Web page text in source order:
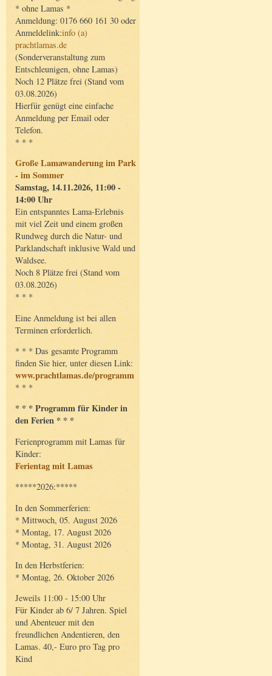
* ohne Lamas *
Anmeldung: 0176 660 161 30 oder
Anmeldelink:info (a)
prachtlamas.de
(Sonderveranstaltung zum
Entschleunigen, ohne Lamas)
Noch 12 Plätze frei (Stand vom
03.08.2026)
Hierfür genügt eine einfache
Anmeldung per Email oder
Telefon.
* * *
Große Lamawanderung im Park
- im Sommer
Samstag, 14.11.2026, 11:00 -
14:00 Uhr
Ein entspanntes Lama-Erlebnis
mit viel Zeit und einem großen
Rundweg durch die Natur- und
Parklandschaft inklusive Wald und
Waldsee.
Noch 8 Plätze frei (Stand vom
03.08.2026)
* * *
Eine Anmeldung ist bei allen
Terminen erforderlich.
* * * Das gesamte Programm
finden Sie hier, unter diesen Link:
www.prachtlamas.de/programm
* * *
* * * Programm für Kinder in
den Ferien * * *
Ferienprogramm mit Lamas für
Kinder:
Ferientag mit Lamas
*****2026:*****
In den Sommerferien:
* Mittwoch, 05. August 2026
* Montag, 17. August 2026
* Montag, 31. August 2026
In den Herbstferien:
* Montag, 26. Oktober 2026
Jeweils 11:00 - 15:00 Uhr
Für Kinder ab 6/ 7 Jahren. Spiel
und Abenteuer mit den
freundlichen Andentieren, den
Lamas. 40,- Euro pro Tag pro
Kind